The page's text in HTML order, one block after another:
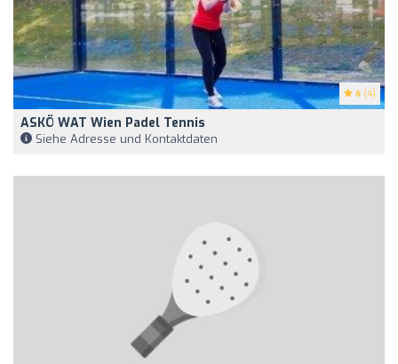
4 (4)
ASKÖ WAT Wien Padel Tennis
Siehe Adresse und Kontaktdaten